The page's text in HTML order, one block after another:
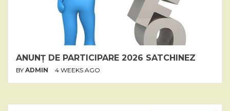
ANUNȚ DE PARTICIPARE 2026 SATCHINEZ
BY ADMIN 4 WEEKS AGO